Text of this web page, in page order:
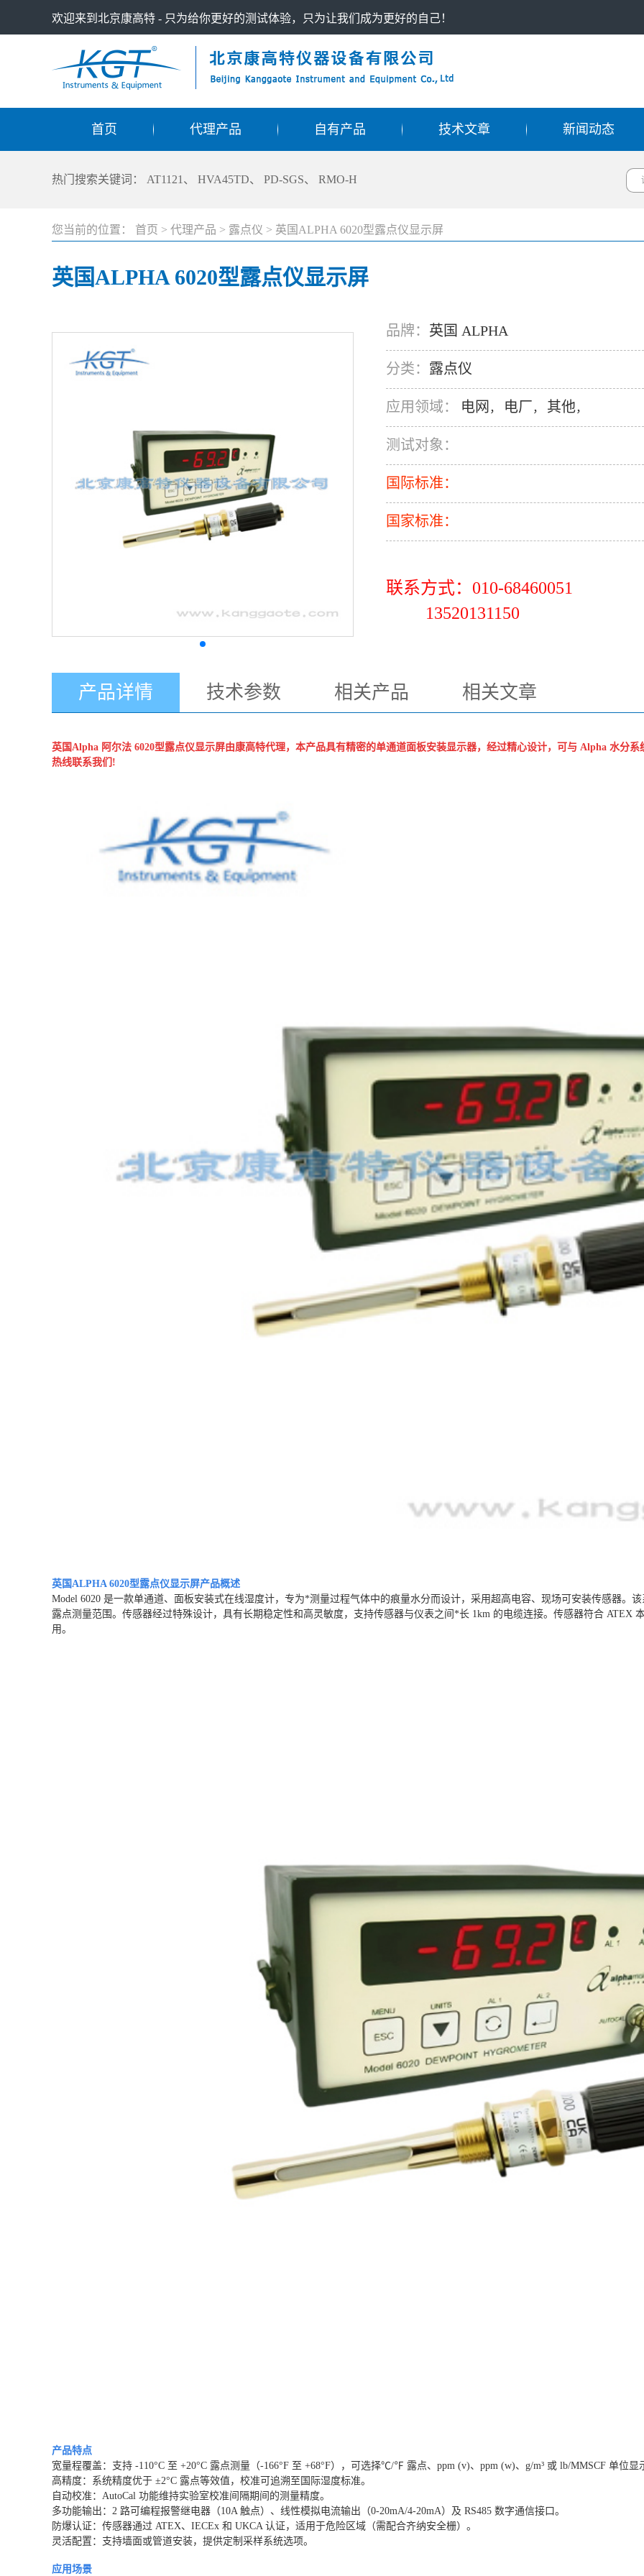
欢迎来到北京康高特 - 只为给你更好的测试体验，只为让我们成为更好的自己！
首页 代理产品 自有产品 技术文章 新闻动态
热门搜索关键词： AT1121 、 HVA45TD、 PD-SGS、 RMO-H
您当前的位置： 首页 > 代理产品 > 露点仪 > 英国ALPHA 6020型露点仪显示屏
英国ALPHA 6020型露点仪显示屏
品牌： 英国 ALPHA
分类： 露点仪
应用领域： 电网 ， 电厂， 其他，
测试对象：
国际标准：
国家标准：
联系方式：010-68460051
13520131150
产品详情 技术参数 相关产品 相关文章
英国Alpha 阿尔法 6020型露点仪显示屏由康高特代理，本产品具有精密的单通道面板安装显示器，经过精心设计，可与 Alpha 水分
热线联系我们!
英国ALPHA 6020型露点仪显示屏产品概述
Model 6020 是一款单通道、面板安装式在线湿度计，专为*测量过程气体中的痕量水分而设计，采用超高电容、现场可安装传感器。
露点测量范围。传感器经过特殊设计，具有长期稳定性和高灵敏度，支持传感器与仪表之间*长 1km 的电缆连接。传感器符合 ATEX
用。
产品特点
宽量程覆盖：支持 -110°C 至 +20°C 露点测量（-166°F 至 +68°F），可选择℃/℉ 露点、ppm (v)、ppm (w)、g/m³ 或 lb/MMSCF 单位显
高精度：系统精度优于 ±2°C 露点等效值，校准可追溯至国际湿度标准。
自动校准：AutoCal 功能维持实验室校准间隔期间的测量精度。
多功能输出： 2 路可编程报警继电器（10A 触点）、线性模拟电流输出（0-20mA/4-20mA）及 RS485 数字通信接口。
防爆认证：传感器通过 ATEX、IECEx 和 UKCA 认证，适用于危险区域（需配合齐纳安全栅）。
灵活配置：支持墙面或管道安装，提供定制采样系统选项。
应用场景